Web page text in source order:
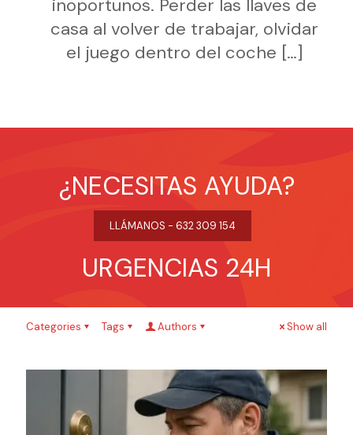
inoportunos. Perder las llaves de
casa al volver de trabajar, olvidar
el juego dentro del coche […]
¿NECESITAS AYUDA?
LLÁMANOS - 632 309 154
URGENCIAS 24H
Categories Tags Authors Show all